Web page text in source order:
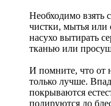
Необходимо взять
чистки, мытья или
насухо вытирать
тканью или
И помните, что от
только лучше.
покрываются
полируются до